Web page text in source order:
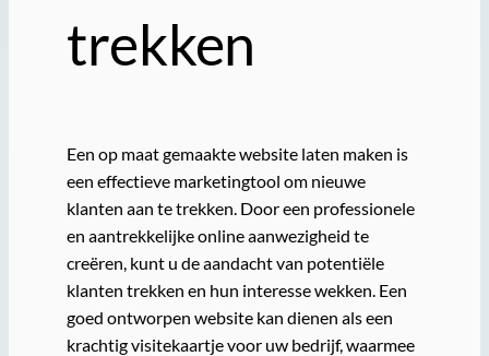
trekken
Een op maat gemaakte website laten maken is
een effectieve marketingtool om nieuwe
klanten aan te trekken. Door een professionele
en aantrekkelijke online aanwezigheid te
creëren, kunt u de aandacht van potentiële
klanten trekken en hun interesse wekken. Een
goed ontworpen website kan dienen als een
krachtig visitekaartje voor uw bedrijf, waarmee